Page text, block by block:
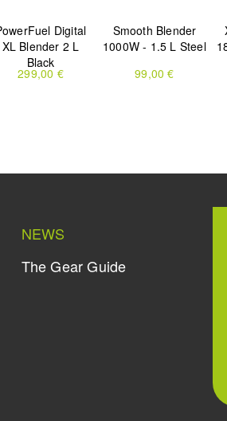
Digital
XL Blender 2 L
Black
299,00 €
Smooth Blender
1000W - 1.5 L Steel
99,00 €
NEWS
The Gear Guide